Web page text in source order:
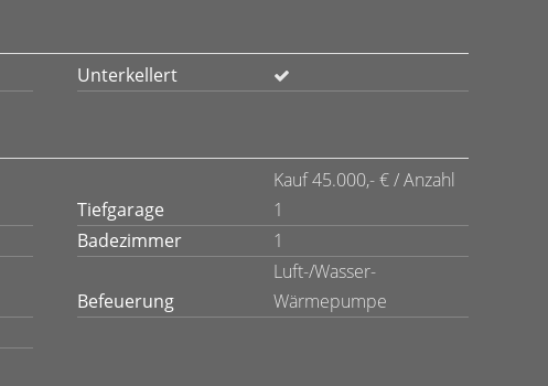
Unterkellert
Tiefgarage
Kauf 45.000,- € / Anzahl
1
Badezimmer 1
Befeuerung
Luft-/Wasser-
Wärmepumpe